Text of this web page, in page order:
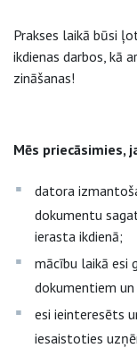
Prakses laikā būsi
ikdienas darbos, kā
zināšanas!
Mēs priecāsimies,
datora
dokumentu
ierasta ikdienā;
mācību laikā esi
dokumentiem
esi ieinteresēts
iesaistoties